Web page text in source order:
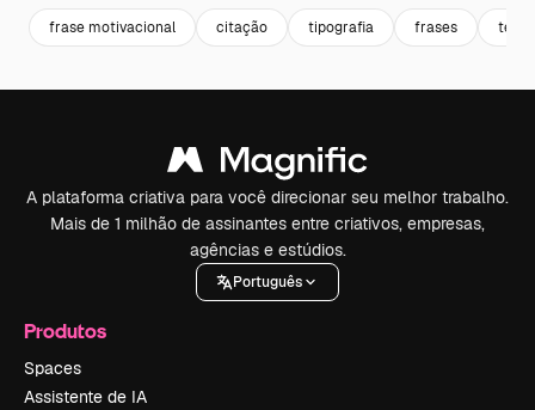
frase motivacional citação tipografia frases texto
A plataforma criativa para você direcionar seu melhor trabalho.
Mais de 1 milhão de assinantes entre criativos, empresas,
agências e estúdios.
Português
Produtos
Spaces
Assistente de IA